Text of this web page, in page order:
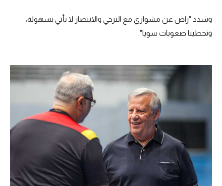
تحقيق في الجول
تقرير في الجول
حكايات في الجول
فيديو في الجول
وشدد "راض عن مشواري مع الترجي والانتصار لا يأتي بسهولة،
وتخطينا صعوبات سويا".